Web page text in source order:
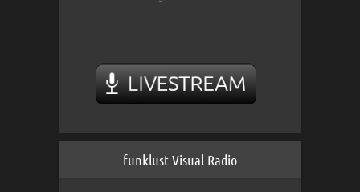
funklust Visual Radio